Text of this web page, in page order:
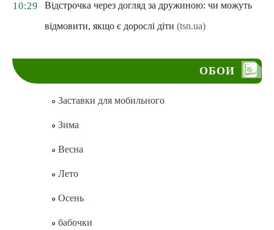
10:29
Відстрочка через догляд за дружиною: чи можуть
відмовити, якщо є дорослі діти (tsn.ua)
ОБОИ
Заставки для мобильного
Зима
Весна
Лето
Осень
бабочки